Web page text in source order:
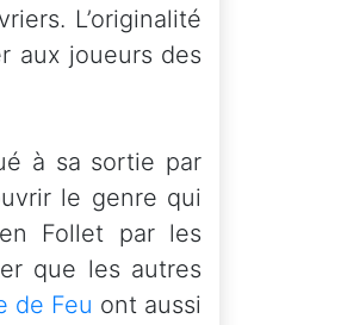
L’originalité
aux joueurs des
à sa sortie par
le genre qui
Follet par les
que les autres
de Feu ont aussi